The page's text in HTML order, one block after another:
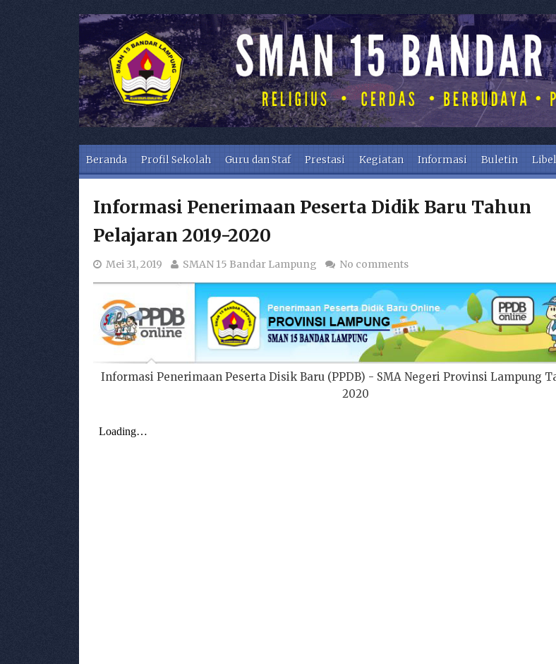
Skip to content
Beranda Profil Sekolah Guru dan Staf Prestasi Kegiatan Informasi Buletin
Informasi Penerimaan Peserta Didik Baru Tahun
Pelajaran 2019-2020
Mei 31, 2019 SMAN 15 Bandar Lampung No comments
Informasi Penerimaan Peserta Disik Baru (PPDB) - SMA Negeri Provinsi Lampung
2020